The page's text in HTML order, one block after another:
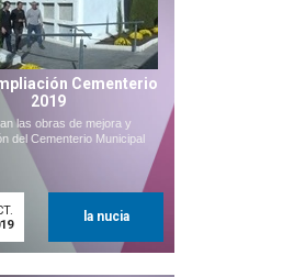
Cementerio
2019
las obras de mejora y
del Cementerio Municipal
la nucia